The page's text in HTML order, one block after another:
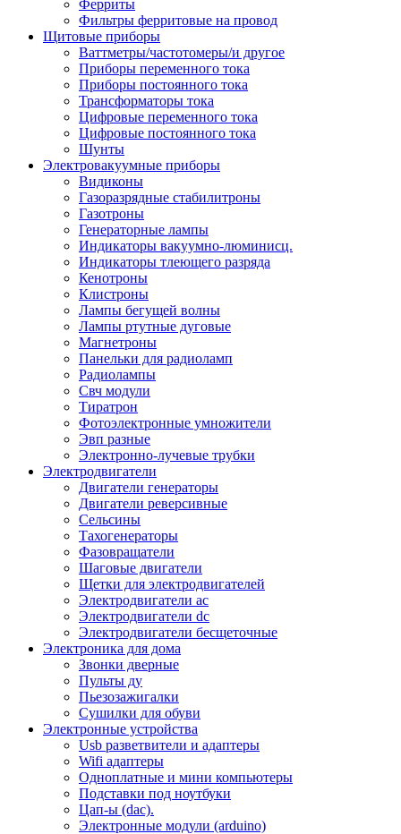
Ферриты
Фильтры ферритовые на провод
Щитовые приборы
Ваттметры/частотомеры/и другое
Приборы переменного тока
Приборы постоянного тока
Трансформаторы тока
Цифровые переменного тока
Цифровые постоянного тока
Шунты
Электровакуумные приборы
Видиконы
Газоразрядные стабилитроны
Газотроны
Генераторные лампы
Индикаторы вакуумно-люминисц.
Индикаторы тлеющего разряда
Кенотроны
Клистроны
Лампы бегущей волны
Лампы ртутные дуговые
Магнетроны
Панельки для радиоламп
Радиолампы
Свч модули
Тиратрон
Фотоэлектронные умножители
Эвп разные
Электронно-лучевые трубки
Электродвигатели
Двигатели генераторы
Двигатели реверсивные
Сельсины
Тахогенераторы
Фазовращатели
Шаговые двигатели
Щетки для электродвигателей
Электродвигатели ac
Электродвигатели dc
Электродвигатели бесщеточные
Электроника для дома
Звонки дверные
Пульты ду
Пьезозажигалки
Сушилки для обуви
Электронные устройства
Usb разветвители и адаптеры
Wifi адаптеры
Одноплатные и мини компьютеры
Подставки под ноутбуки
Цап-ы (dac).
Электронные модули (arduino)